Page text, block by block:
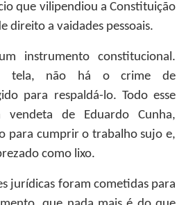
que vilipendiou a Constituição
direito a vaidades pessoais.
instrumento constitucional.
tela, não há o crime de
para respaldá-lo. Todo esse
vendeta de Eduardo Cunha,
para cumprir o trabalho sujo e,
como lixo.
jurídicas foram cometidas para